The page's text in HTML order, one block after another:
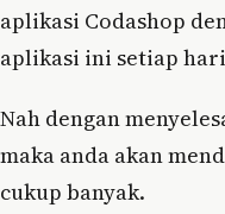
aplikasi Codashop
aplikasi ini setiap
Nah dengan
maka anda akan
cukup banyak.